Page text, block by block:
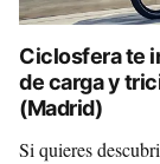
Ciclosfera te
de carga y
(Madrid)
Si quieres